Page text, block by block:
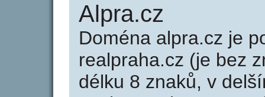
Alpra.cz
Doména alpra.cz je
realpraha.cz (je bez
délku 8 znaků, v